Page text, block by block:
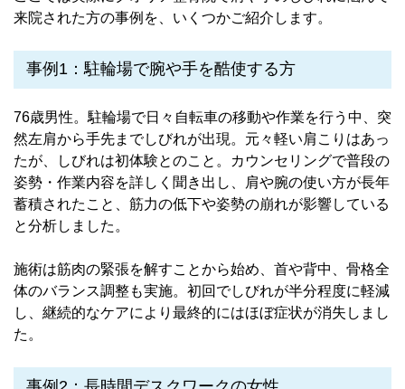
来院された方の事例を、いくつかご紹介します。
事例1：駐輪場で腕や手を酷使する方
76歳男性。駐輪場で日々自転車の移動や作業を行う中、突
然左肩から手先までしびれが出現。元々軽い肩こりはあっ
たが、しびれは初体験とのこと。カウンセリングで普段の
姿勢・作業内容を詳しく聞き出し、肩や腕の使い方が長年
蓄積されたこと、筋力の低下や姿勢の崩れが影響している
と分析しました。
施術は筋肉の緊張を解すことから始め、首や背中、骨格全
体のバランス調整も実施。初回でしびれが半分程度に軽減
し、継続的なケアにより最終的にはほぼ症状が消失しまし
た。